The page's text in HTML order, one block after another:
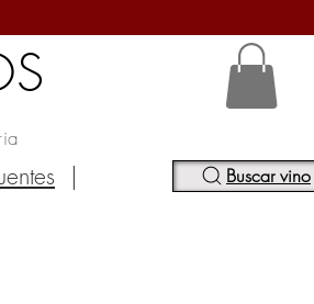
| Buscar vino